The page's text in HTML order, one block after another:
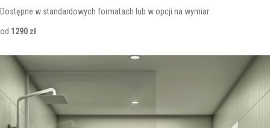
Dostępne w standardowych formatach lub w opcji na wymiar
od 1290 zł